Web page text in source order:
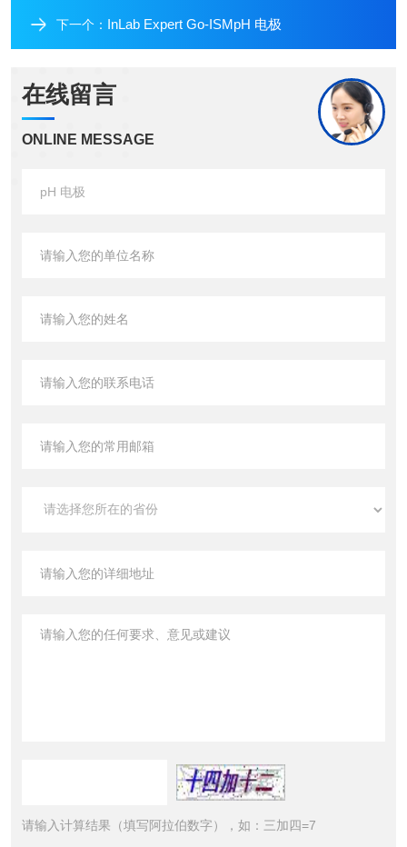
下一个： InLab Expert Go-ISMpH 电极
在线留言
ONLINE MESSAGE
请输入计算结果（填写阿拉伯数字），如：三加四=7